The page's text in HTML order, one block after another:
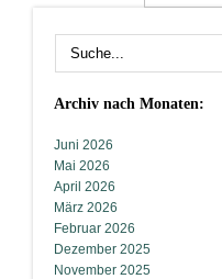
Archiv nach Monaten:
Juni 2026
Mai 2026
April 2026
März 2026
Februar 2026
Dezember 2025
November 2025